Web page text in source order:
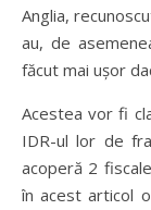
Anglia,
au, de
făcut mai ușor
Acestea vor fi
IDR-ul lor de
acoperă 2
în acest articol